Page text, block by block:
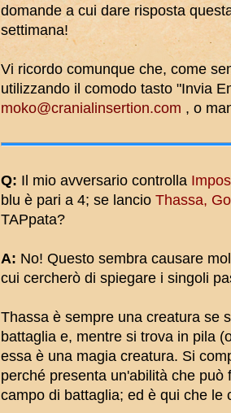
domande a cui dare risposta
settimana!
Vi ricordo comunque che, come
utilizzando il comodo tasto "Invia
moko@cranialinsertion.com , o
Q: Il mio avversario controlla
blu è pari a 4; se lancio Thassa,
TAPpata?
A: No! Questo sembra causare
cui cercherò di spiegare i singoli
Thassa è sempre una creatura se
battaglia e, mentre si trova in pila
essa è una magia creatura. Si
perché presenta un'abilità che
campo di battaglia; ed è qui che le